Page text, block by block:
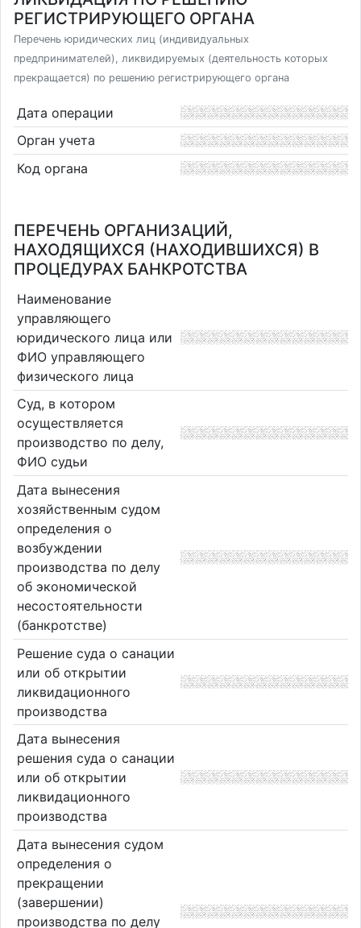
РЕГИСТРИРУЮЩЕГО ОРГАНА
Перечень юридических лиц (индивидуальных
предпринимателей), ликвидируемых (деятельность которых
прекращается) по решению регистрирующего органа
Дата операции
Орган учета
Код органа
ПЕРЕЧЕНЬ ОРГАНИЗАЦИЙ,
НАХОДЯЩИХСЯ (НАХОДИВШИХСЯ) В
ПРОЦЕДУРАХ БАНКРОТСТВА
Наименование
управляющего
юридического лица или
ФИО управляющего
физического лица
Суд, в котором
осуществляется
производство по делу,
ФИО судьи
Дата вынесения
хозяйственным судом
определения о
возбуждении
производства по делу
об экономической
несостоятельности
(банкротстве)
Решение суда о санации
или об открытии
ликвидационного
производства
Дата вынесения
решения суда о санации
или об открытии
ликвидационного
производства
Дата вынесения судом
определения о
прекращении
(завершении)
производства по делу